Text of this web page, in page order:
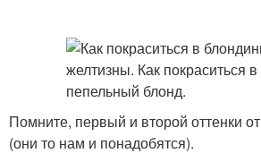
Помните, первый и второй оттенки
(они то нам и понадобятся).